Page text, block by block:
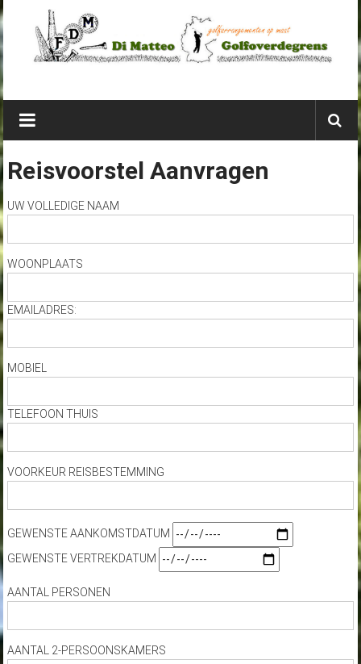
Ga
naar
de
inhoud
Di
Matteo
Golfoverdegrens
net
de
grens
Reisvoorstel Aanvragen
UW VOLLEDIGE NAAM
WOONPLAATS
EMAILADRES:
MOBIEL
TELEFOON THUIS
VOORKEUR REISBESTEMMING
GEWENSTE AANKOMSTDATUM
GEWENSTE VERTREKDATUM
AANTAL PERSONEN
AANTAL 2-PERSOONSKAMERS